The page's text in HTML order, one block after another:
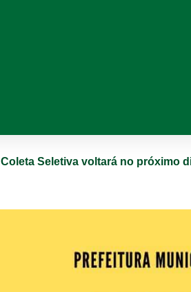
Coleta Seletiva voltará no próximo